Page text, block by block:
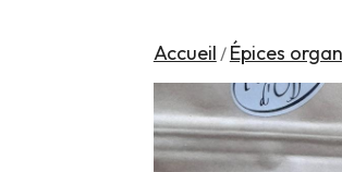
Accueil / Épices